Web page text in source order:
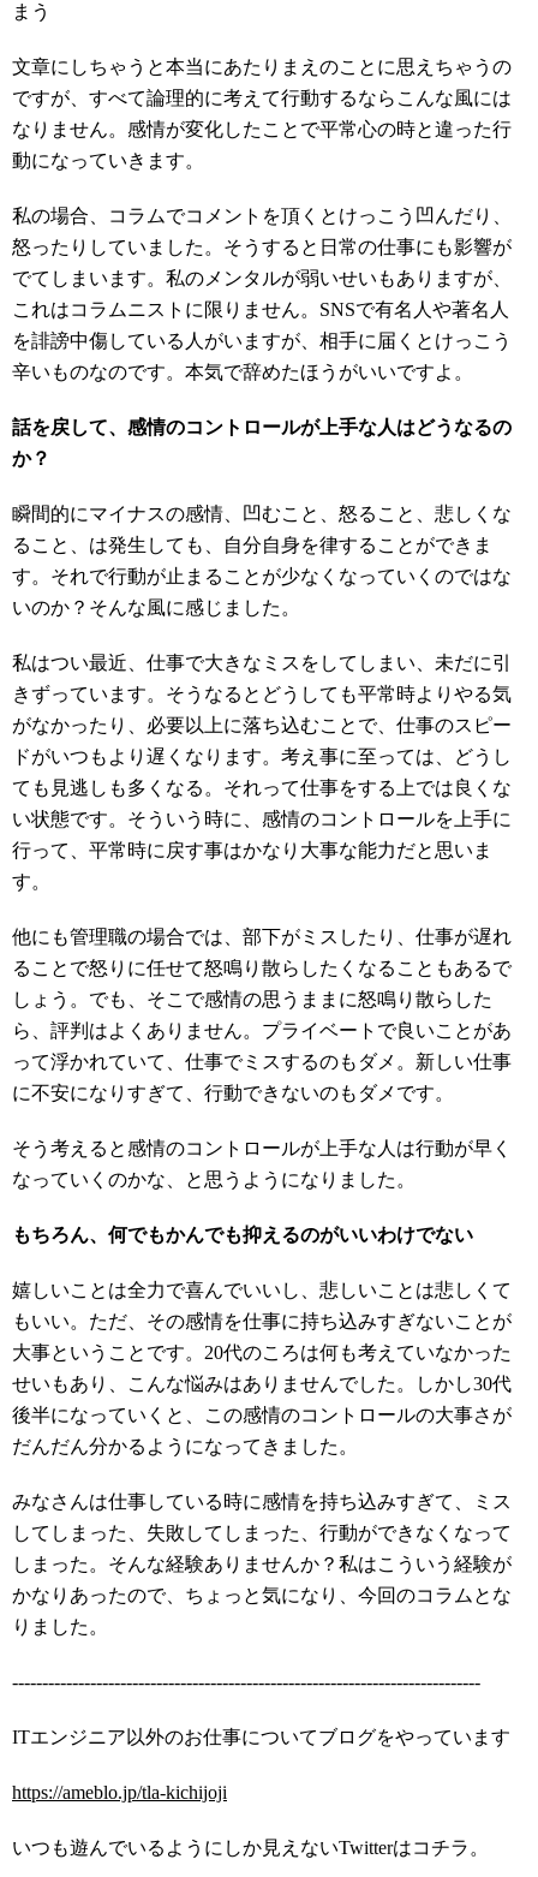
まう
文章にしちゃうと本当にあたりまえのことに思えちゃうの
ですが、すべて論理的に考えて行動するならこんな風には
なりません。感情が変化したことで平常心の時と違った行
動になっていきます。
私の場合、コラムでコメントを頂くとけっこう凹んだり、
怒ったりしていました。そうすると日常の仕事にも影響が
でてしまいます。私のメンタルが弱いせいもありますが、
これはコラムニストに限りません。SNSで有名人や著名人
を誹謗中傷している人がいますが、相手に届くとけっこう
辛いものなのです。本気で辞めたほうがいいですよ。
話を戻して、感情のコントロールが上手な人はどうなるの
か？
瞬間的にマイナスの感情、凹むこと、怒ること、悲しくな
ること、は発生しても、自分自身を律することができま
す。それで行動が止まることが少なくなっていくのではな
いのか？そんな風に感じました。
私はつい最近、仕事で大きなミスをしてしまい、未だに引
きずっています。そうなるとどうしても平常時よりやる気
がなかったり、必要以上に落ち込むことで、仕事のスピー
ドがいつもより遅くなります。考え事に至っては、どうし
ても見逃しも多くなる。それって仕事をする上では良くな
い状態です。そういう時に、感情のコントロールを上手に
行って、平常時に戻す事はかなり大事な能力だと思いま
す。
他にも管理職の場合では、部下がミスしたり、仕事が遅れ
ることで怒りに任せて怒鳴り散らしたくなることもあるで
しょう。でも、そこで感情の思うままに怒鳴り散らした
ら、評判はよくありません。プライベートで良いことがあ
って浮かれていて、仕事でミスするのもダメ。新しい仕事
に不安になりすぎて、行動できないのもダメです。
そう考えると感情のコントロールが上手な人は行動が早く
なっていくのかな、と思うようになりました。
もちろん、何でもかんでも抑えるのがいいわけでない
嬉しいことは全力で喜んでいいし、悲しいことは悲しくて
もいい。ただ、その感情を仕事に持ち込みすぎないことが
大事ということです。20代のころは何も考えていなかった
せいもあり、こんな悩みはありませんでした。しかし30代
後半になっていくと、この感情のコントロールの大事さが
だんだん分かるようになってきました。
みなさんは仕事している時に感情を持ち込みすぎて、ミス
してしまった、失敗してしまった、行動ができなくなって
しまった。そんな経験ありませんか？私はこういう経験が
かなりあったので、ちょっと気になり、今回のコラムとな
りました。
------------------------------------------------------------------------------
ITエンジニア以外のお仕事についてブログをやっています
https://ameblo.jp/tla-kichijoji
いつも遊んでいるようにしか見えないTwitterはコチラ。